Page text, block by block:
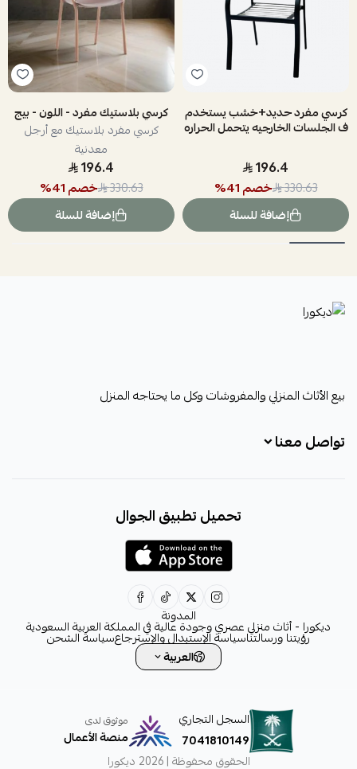
كرسي مفرد حديد+خشب يستخدم
ف الجلسات الخارجيه يتحمل الحراره
196.4
330.63 خصم41
%
إضافة للسلة
كرسي بلاستيك مفرد - اللون - بيج
كرسي مفرد بلاستيك مع أرجل
معدنية
196.4
330.63 خصم41
%
إضافة للسلة
ديكورا
بيع الأثاث المنزلي والمفروشات وكل ما يحتاجه المنزل
تواصل معنا
decora6586@gmail.com
تحميل تطبيق الجوال
المدونة
ديكورا - أثاث منزلي عصري وجودة عالية في المملكة العربية السعودية
رؤيتنا ورسالتناسياسة الإستبدال والإسترجاعسياسة الشحن
العربية
السجل التجاري
7041810149
موثوق لدى
منصة الأعمال
الحقوق محفوظة | 2026
ديكورا